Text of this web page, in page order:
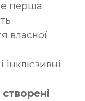
перша
власної
інклюзивні